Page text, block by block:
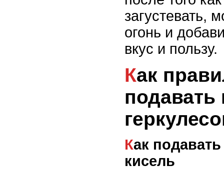
загустевать,
огонь и
вкус и пользу.
Как правильно
подавать
Как подавать геркулесовый
кисель